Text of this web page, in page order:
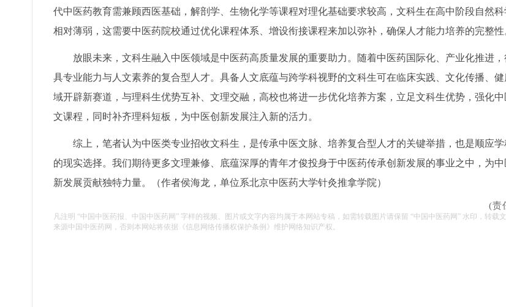
代中医药教育需兼顾西医基础，解剖学、生物化学等课程对理化基础要求较高，文科生在高中阶段自然
相对薄弱，这需要中医药院校通过优化课程体系、增设衔接课程来加以弥补，确保人才能力培养的完整性
放眼未来，文科生融入中医领域是中医药高质量发展的重要助力。随着中医药国际化、产业化推进
具专业能力与人文素养的复合型人才。具备人文底蕴与跨学科视野的文科生可在临床实践、文化传播、
域开辟新赛道，与理科生优势互补、文理交融，高校也将进一步优化培养方案，立足文科生优势，强化中
文课程，同时补齐理科短板，为中医创新发展注入新的活力。
综上，笔者认为中医类专业招收文科生，是传承中医文脉、培养复合型人才的关键举措，也是顺应
的现实选择。我们期待更多文理兼修、底蕴深厚的青年才俊投身于中医药传承创新发展的事业之中，为中
新发展贡献独特力量。
（作者侯海龙， 单位系北京中医药大学针灸推拿学院）
(责
凡注明 “中国中医药报、中国中医药网” 字样的视频、图片或文字内容均属于本网站专稿，如需转载图片请保留 “中国中医药网” 水印，转载
来源中国中医药网，否则本网站将依据《信息网络传播权保护条例》维护网络知识产权。